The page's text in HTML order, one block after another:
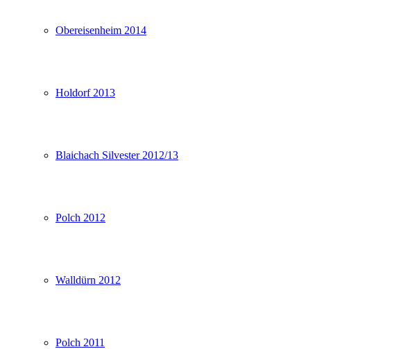
Obereisenheim 2014
Holdorf 2013
Blaichach Silvester 2012/13
Polch 2012
Walldürn 2012
Polch 2011